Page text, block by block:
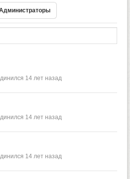
14 лет назад
14 лет назад
14 лет назад